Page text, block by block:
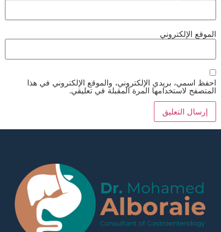
الموقع الإلكتروني
احفظ اسمي، بريدي الإلكتروني، والموقع الإلكتروني في هذا
المتصفح لاستخدامها المرة المقبلة في تعليقي.